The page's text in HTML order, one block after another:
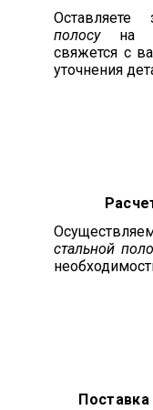
полосу на
свяжется с
уточнения
стальной